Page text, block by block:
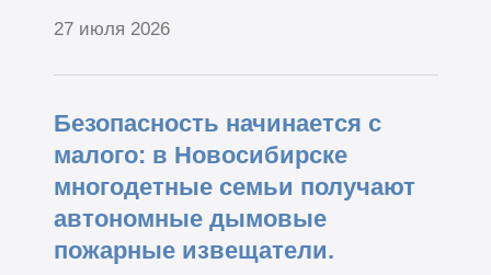
27 июля 2026
Безопасность начинается с
малого: в Новосибирске
многодетные семьи получают
автономные дымовые
пожарные извещатели.